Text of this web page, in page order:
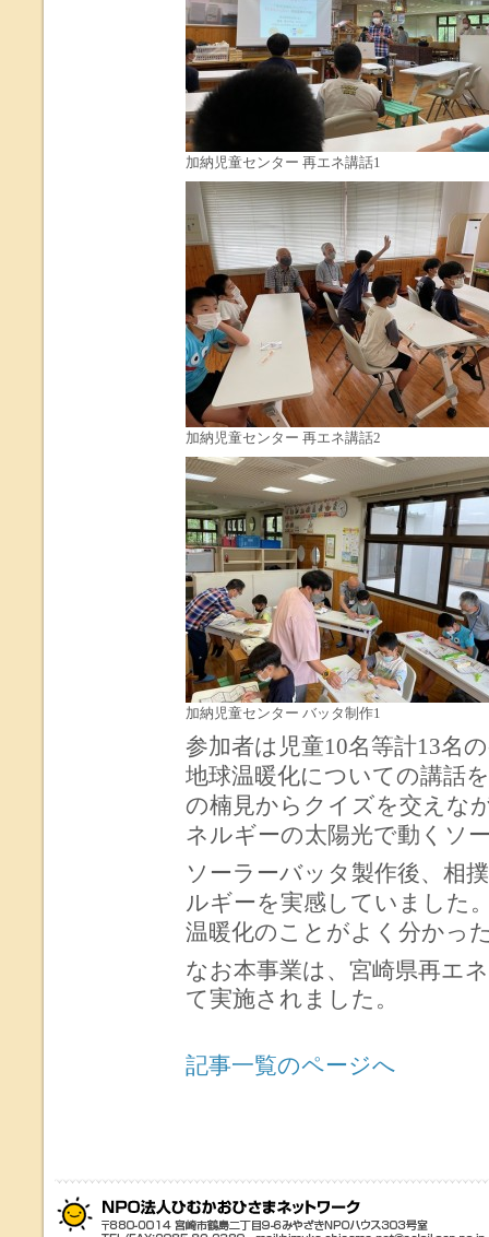
加納児童センター 再エネ講話1
加納児童センター 再エネ講話2
加納児童センター バッタ制作1
参加者は児童10名等計13名
地球温暖化についての講話
の楠見からクイズを交えな
ネルギーの太陽光で動くソ
ソーラーバッタ製作後、相
ルギーを実感していました
温暖化のことがよく分かっ
なお本事業は、宮崎県再エ
て実施されました。
記事一覧のページへ